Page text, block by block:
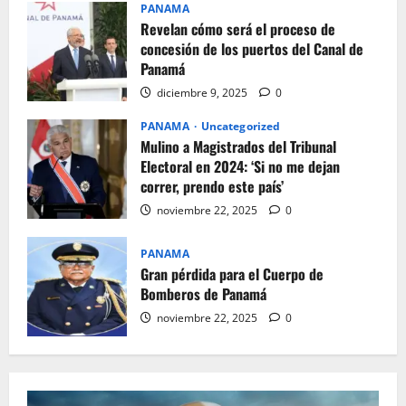
PANAMA
Revelan cómo será el proceso de
concesión de los puertos del Canal de
Panamá
diciembre 9, 2025 0
PANAMA Uncategorized
Mulino a Magistrados del Tribunal
Electoral en 2024: ‘Si no me dejan
correr, prendo este país’
noviembre 22, 2025 0
PANAMA
Gran pérdida para el Cuerpo de
Bomberos de Panamá
noviembre 22, 2025 0